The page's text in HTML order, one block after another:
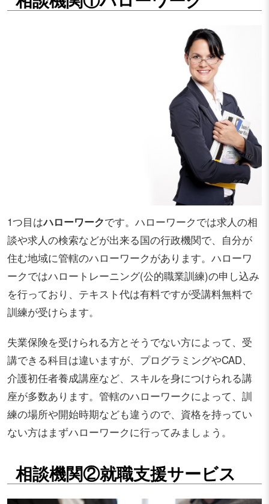
1つ目はハローワークです。ハローワークでは求人の相
談や求人の検索などが出来る国の行政機関で、自分が
住む地域に管轄のハローワークがあります。ハローワ
ークではハロートレーニング(公的職業訓練)の申し込み
を行っており、テキスト代は有料ですが受講料無料で
訓練が受けらます。
失業保険を受けられる方とそうでない方によって、受
講できる科目は違いますが、プログラミングやCAD、
介護初任者養成講座など、スキルを身につけられる講
座が多数あります。管轄のハローワークによって、訓
練の場所や開始時期なども違うので、資格を持ってい
ない方はまずハローワークに行ってみましょう。
相談機関②就職支援サービス